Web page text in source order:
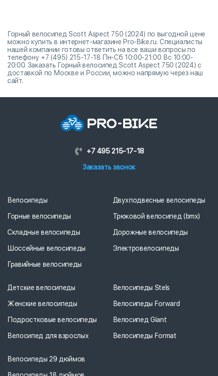
Горный велосипед Scott Aspect 750 (2024) по выгодной цене
можно купить в интернет-магазине Pro-Bike.ru. Специалисты
нашей компании готовы ответить на все ваши вопросы по
телефону +7 (495) 215-17-18 Пн-Сб 10:00-21:00 Вс 10:00-
20:00. Заказать Горный велосипед Scott Aspect 750 (2024) с
доставкой по Москве и России, можно напрямую через наш
сайт.
+7 495 215-17-18
Заказать звонок
Велосипеды
Горные велосипеды
Складные велосипеды
Шоссейные велосипеды
Гравийные велосипеды
Двухподвесные велосипеды
Трюковой велосипед (bmx)
Дорожные велосипеды
Электровелосипеды
Детские велосипеды
Женские велосипеды
Подростковые велосипеды
Велосипед для взрослых
Велосипеды Stels
Велосипеды Forward
Велосипед Giant
Велосипеды Format
Велосипеды 29 дюймов